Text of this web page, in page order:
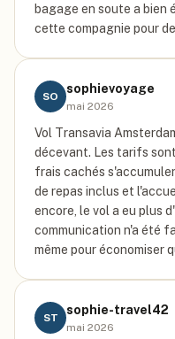
bagage en soute a bien
cette compagnie pour
SO
sophievoyage
mai 2026
Vol Transavia
décevant. Les tarifs
frais cachés
de repas inclus et
encore, le vol a eu plus
communication n'a été
même pour économiser
ST
sophie-travel42
mai 2026